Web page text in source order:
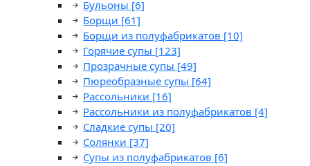
Бульоны [6]
Борщи [61]
Борщи из полуфабрикатов [10]
Горячие супы [123]
Прозрачные супы [49]
Пюреобразные супы [64]
Рассольники [16]
Рассольники из полуфабрикатов [4]
Сладкие супы [20]
Солянки [37]
Супы из полуфабрикатов [6]